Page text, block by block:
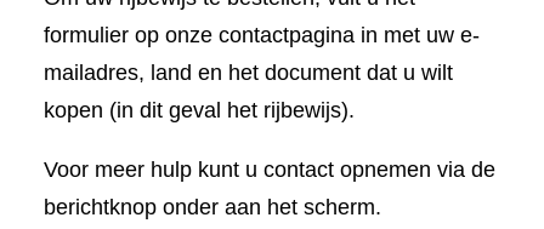
formulier op onze contactpagina in met uw e-
mailadres, land en het document dat u wilt
kopen (in dit geval het rijbewijs).
Voor meer hulp kunt u contact opnemen via de
berichtknop onder aan het scherm.